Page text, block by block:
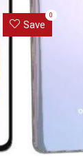
Save
0